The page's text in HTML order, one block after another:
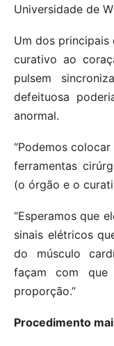
Universidade de
Um dos
curativo ao
pulsem
defeituosa
anormal.
“Podemos
ferramentas
(o órgão e o
“Esperamos que
sinais elétricos
do músculo
façam com que
proporção.”
Procedimento